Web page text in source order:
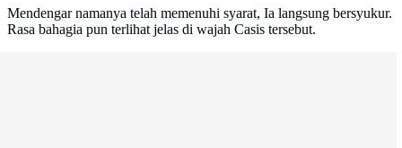
Mendengar namanya telah memenuhi syarat, Ia langsung bersyukur.
Rasa bahagia pun terlihat jelas di wajah Casis tersebut.